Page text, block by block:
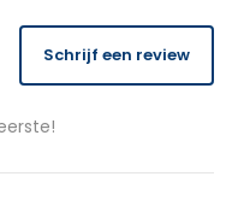
Schrijf een review